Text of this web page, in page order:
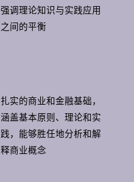
强调理论知识与实践应用
之间的平衡
扎实的商业和金融基础，
涵盖基本原则、理论和实
践，能够胜任地分析和解
释商业概念